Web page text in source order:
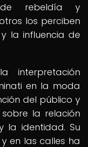
rebeldía y
los perciben
la influencia de
interpretación
en la moda
del público y
la relación
la identidad. Su
en las calles ha